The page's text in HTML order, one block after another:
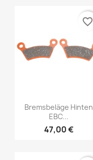
Bremsbeläge Hinten
EBC...
47,00 €
favorite_border